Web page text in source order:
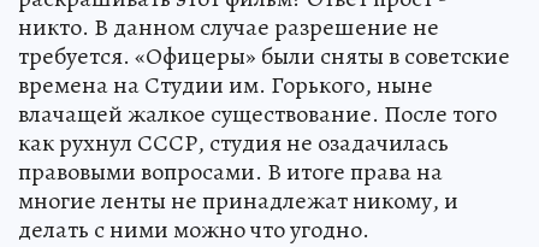
никто. В данном случае разрешение не
требуется. «Офицеры» были сняты в советские
времена на Студии им. Горького, ныне
влачащей жалкое существование. После того
как рухнул СССР, студия не озадачилась
правовыми вопросами. В итоге права на
многие ленты не принадлежат никому, и
делать с ними можно что угодно.